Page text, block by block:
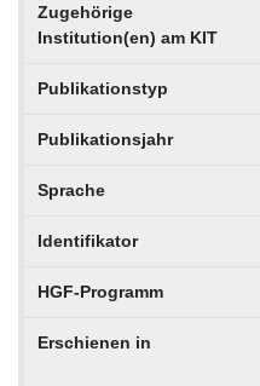
Zugehörige
Institution(en) am KIT
Publikationstyp
Publikationsjahr
Sprache
Identifikator
HGF-Programm
Erschienen in